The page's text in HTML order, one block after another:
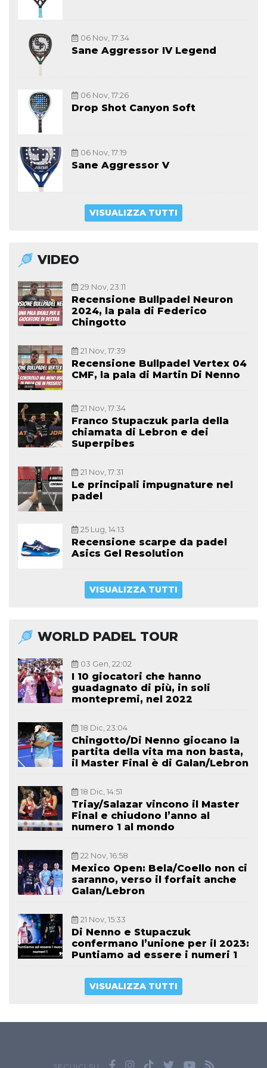
06 Nov, 17:34
Sane Aggressor IV Legend
06 Nov, 17:26
Drop Shot Canyon Soft
06 Nov, 17:19
Sane Aggressor V
VISUALIZZA TUTTI
VIDEO
29 Nov, 23:11
Recensione Bullpadel Neuron
2024, la pala di Federico
Chingotto
21 Nov, 17:39
Recensione Bullpadel Vertex 04
CMF, la pala di Martin Di Nenno
21 Nov, 17:34
Franco Stupaczuk parla della
chiamata di Lebron e dei
Superpibes
21 Nov, 17:31
Le principali impugnature nel
padel
25 Lug, 14:13
Recensione scarpe da padel
Asics Gel Resolution
VISUALIZZA TUTTI
WORLD PADEL TOUR
03 Gen, 22:02
I 10 giocatori che hanno
guadagnato di più, in soli
montepremi, nel 2022
18 Dic, 23:04
Chingotto/Di Nenno giocano la
partita della vita ma non basta,
il Master Final è di Galan/Lebron
18 Dic, 14:51
Triay/Salazar vincono il Master
Final e chiudono l’anno al
numero 1 al mondo
22 Nov, 16:58
Mexico Open: Bela/Coello non ci
saranno, verso il forfait anche
Galan/Lebron
21 Nov, 15:33
Di Nenno e Stupaczuk
confermano l’unione per il 2023:
Puntiamo ad essere i numeri 1
VISUALIZZA TUTTI